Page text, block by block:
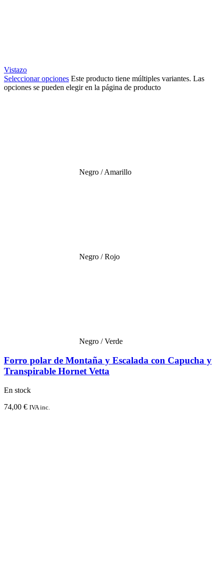
Vistazo
Seleccionar opciones Este producto tiene múltiples variantes. Las
opciones se pueden elegir en la página de producto
Negro / Amarillo
Negro / Rojo
Negro / Verde
Forro polar de Montaña y Escalada con Capucha y
Transpirable Hornet Vetta
En stock
74,00 € IVA inc.